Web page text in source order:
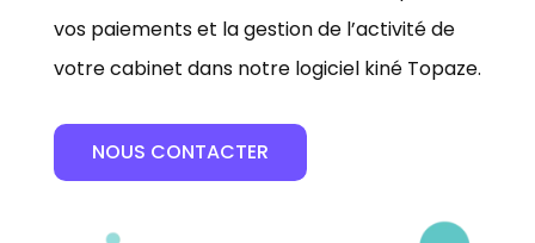
vos paiements et la gestion de l’activité de
votre cabinet dans notre logiciel kiné Topaze.
NOUS CONTACTER